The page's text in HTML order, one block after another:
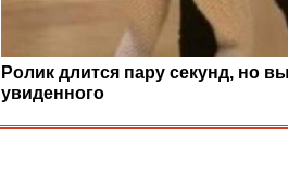
Ролик длится пару секунд, но
увиденного